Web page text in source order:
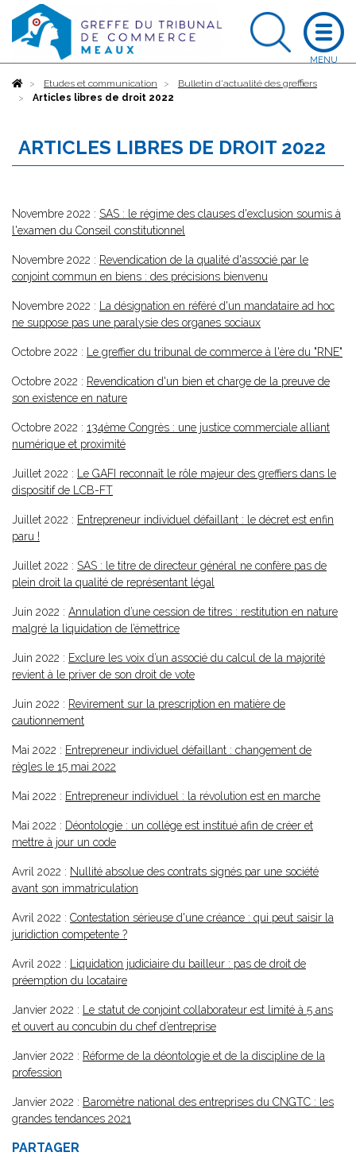
AccueilEtudes et communication
Bulletin d'actualité des greffiers
Articles libres de droit 2022
ARTICLES LIBRES DE DROIT 2022
Novembre 2022 : SAS : le régime des clauses d'exclusion soumis à
l'examen du Conseil constitutionnel
Novembre 2022 : Revendication de la qualité d'associé par le
conjoint commun en biens : des précisions bienvenu
Novembre 2022 :
La désignation en référé d'un mandataire ad hoc
ne suppose pas une paralysie des organes sociaux
Octobre 2022 : Le greffier du tribunal de commerce à l'ère du "RNE"
Octobre 2022 : Revendication d'un bien et charge de la preuve de
son existence en nature
Octobre 2022 : 134ème Congrès : une justice commerciale alliant
numérique et proximité
Juillet 2022 :
Le GAFI reconnaît le rôle majeur des greffiers dans le
dispositif de LCB-FT
Juillet 2022 : Entrepreneur individuel défaillant : le décret est enfin
paru !
Juillet 2022 : SAS : le titre de directeur général ne confère pas de
plein droit la qualité de représentant légal
Juin 2022 : Annulation d’une cession de titres : restitution en nature
malgré la liquidation de l’émettrice
Juin 2022 : Exclure les voix d’un associé du calcul de la majorité
revient à le priver de son droit de vote
Juin 2022 : Revirement sur la prescription en matière de
cautionnement
Mai 2022 : Entrepreneur individuel défaillant : changement de
règles le 15 mai 2022
Mai 2022 : Entrepreneur individuel : la révolution est en marche
Mai 2022 : Déontologie : un collège est institué afin de créer et
mettre à jour un code
Avril 2022 : Nullité absolue des contrats signés par une société
avant son immatriculation
Avril 2022 : Contestation sérieuse d'une créance : qui peut saisir la
juridiction competente ?
Avril 2022 :
Liquidation judiciaire du bailleur : pas de droit de
préemption du locataire
Janvier 2022 :
Le statut de conjoint collaborateur est limité à 5 ans
et ouvert au concubin du chef d’entreprise
Janvier 2022 : Réforme de la déontologie et de la discipline de la
profession
Janvier 2022 : Baromètre national des entreprises du CNGTC : les
grandes tendances 2021
PARTAGER